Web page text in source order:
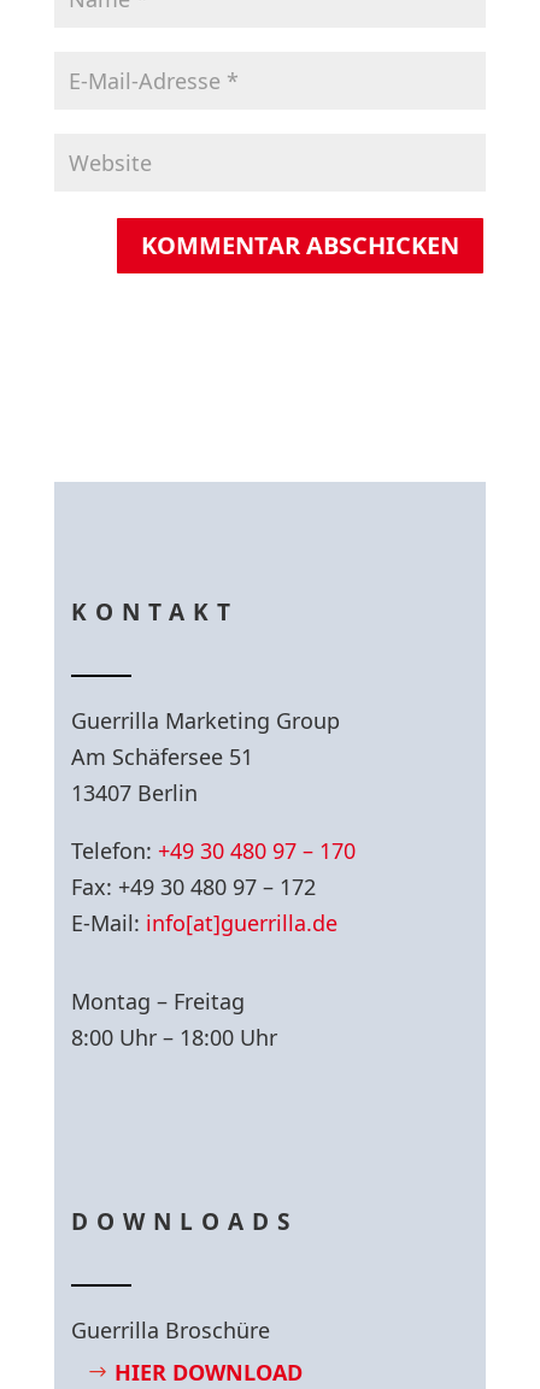
KOMMENTAR ABSCHICKEN
KONTAKT
Guerrilla Marketing Group
Am Schäfersee 51
13407 Berlin
Telefon: +49 30 480 97 – 170
Fax: +49 30 480 97 – 172
E-Mail: info[at]guerrilla.de
Montag – Freitag
8:00 Uhr – 18:00 Uhr
DOWNLOADS
Guerrilla Broschüre
HIER DOWNLOAD